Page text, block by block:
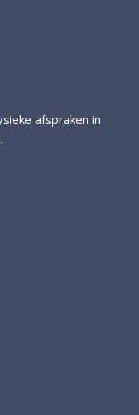
afspraken in